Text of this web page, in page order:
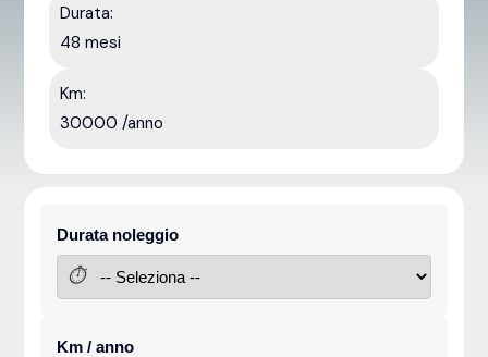
Durata:
48 mesi
Km:
30000 /anno
Durata noleggio
⏱
Km / anno